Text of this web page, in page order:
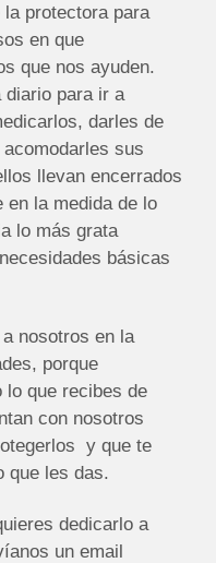
protectora para
en que
que nos ayuden.
diario para ir a
darles de
sus
llevan encerrados
en la medida de lo
lo más grata
básicas
nosotros en la
porque
lo que recibes de
con nosotros
y que te
que les das.
dedicarlo a
un email